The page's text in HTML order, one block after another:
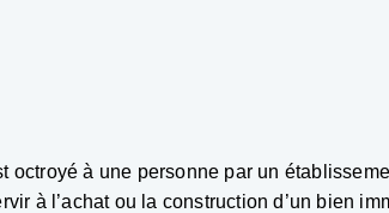
octroyé à une personne par un
à l’achat ou la construction d’un bien